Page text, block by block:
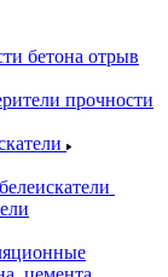
бетона отрыв
прочности